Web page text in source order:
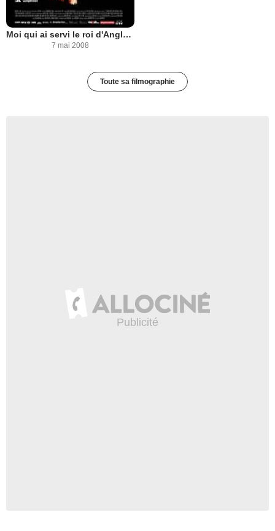
Moi qui ai servi le roi d'Angleterre
7 mai 2008
Toute sa filmographie